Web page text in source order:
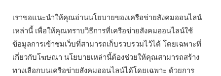
เราขอแนะนำให้คุณอ่านนโยบายของเครือข่ายสังคมออนไลน์
เหล่านี้ เพื่อให้คุณทราบวิธีการที่เครือข่ายสังคมออนไลน์ใช้
ข้อมูลการเข้าชมเว็บที่สามารถเก็บรวบรวมไว้ได้ โดยเฉพาะที่
เกี่ยวกับโฆษณา นโยบายเหล่านี้ต้องช่วยให้คุณสามารถสร้าง
ทางเลือกบนเครือข่ายสังคมออนไลน์ได้โดยเฉพาะ ด้วยการ